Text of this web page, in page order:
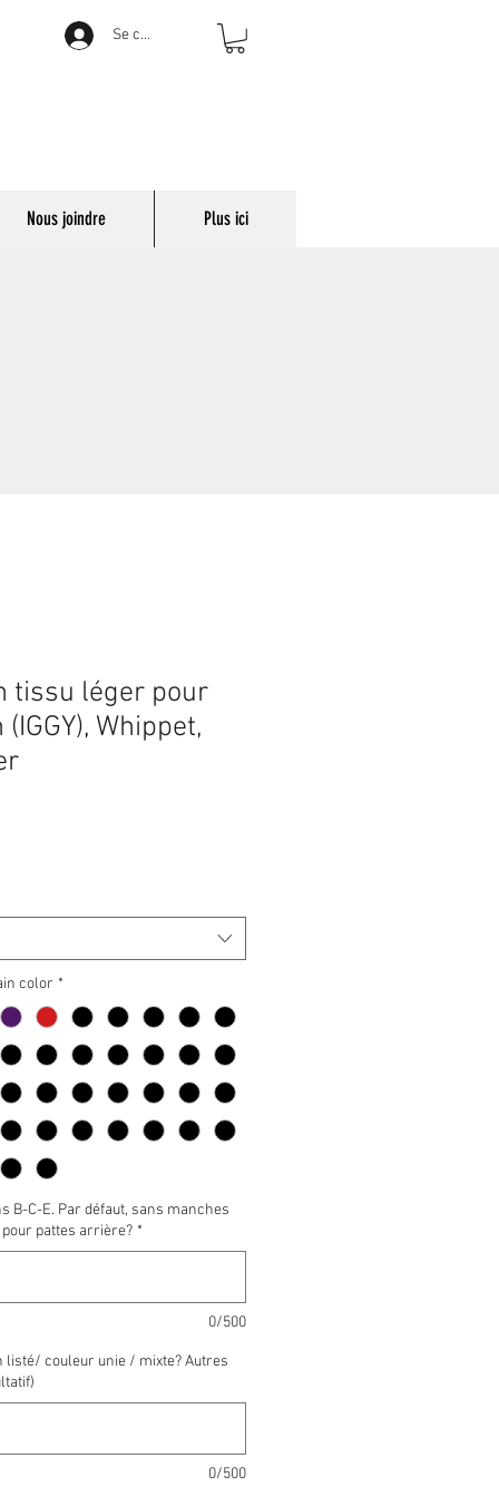
Se connecter
Nous joindre Plus ici
tissu léger pour
Whippet,
color *
B-C-E. Par défaut, sans manches
pattes arrière? *
0/500
listé/ couleur unie / mixte? Autres
0/500